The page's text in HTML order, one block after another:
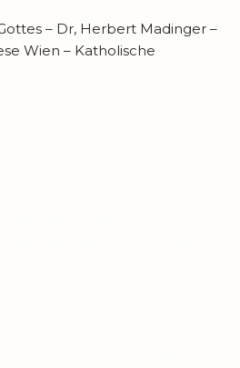
– Dr, Herbert Madinger –
Wien – Katholische